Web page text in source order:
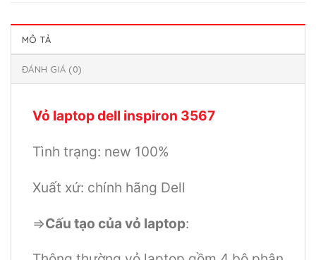
MÔ TẢ
ĐÁNH GIÁ (0)
Vỏ laptop dell inspiron 3567
Tình trạng: new 100%
Xuất xứ: chính hãng Dell
=>Cấu tạo của vỏ laptop: